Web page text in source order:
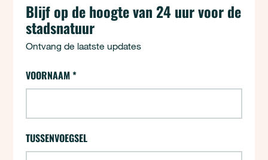
Blijf op de hoogte van 24 uur voor de
stadsnatuur
Ontvang de laatste updates
24 uur - Aanmelden (opt-ins)
VOORNAAM*
TUSSENVOEGSEL